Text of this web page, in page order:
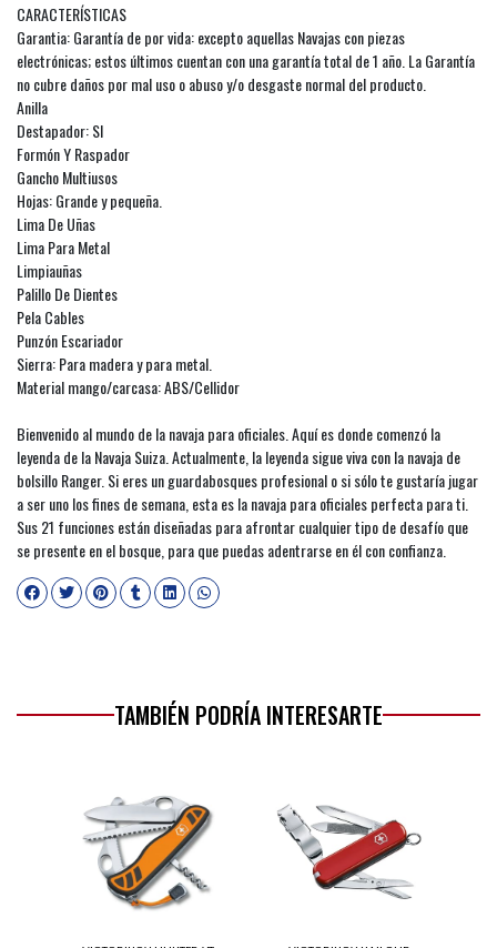
CARACTERÍSTICAS
Garantia: Garantía de por vida: excepto aquellas Navajas con piezas
electrónicas; estos últimos cuentan con una garantía total de 1 año. La Garantía
no cubre daños por mal uso o abuso y/o desgaste normal del producto.
Anilla
Destapador: SI
Formón Y Raspador
Gancho Multiusos
Hojas: Grande y pequeña.
Lima De Uñas
Lima Para Metal
Limpiauñas
Palillo De Dientes
Pela Cables
Punzón Escariador
Sierra: Para madera y para metal.
Material mango/carcasa: ABS/Cellidor
Bienvenido al mundo de la navaja para oficiales. Aquí es donde comenzó la
leyenda de la Navaja Suiza. Actualmente, la leyenda sigue viva con la navaja de
bolsillo Ranger. Si eres un guardabosques profesional o si sólo te gustaría jugar
a ser uno los fines de semana, esta es la navaja para oficiales perfecta para ti.
Sus 21 funciones están diseñadas para afrontar cualquier tipo de desafío que
se presente en el bosque, para que puedas adentrarse en él con confianza.
TAMBIÉN PODRÍA INTERESARTE